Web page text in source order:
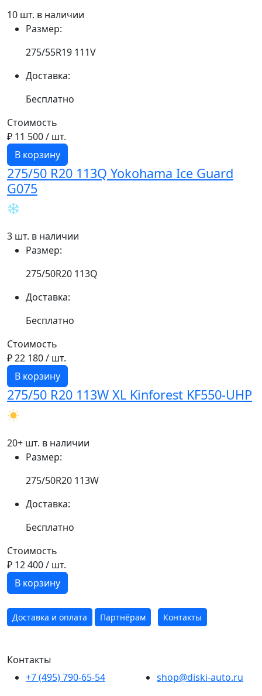
10 шт. в наличии
Размер:
275/55R19 111V
Доставка:
Бесплатно
Стоимость
₽ 11 500/ шт.
В корзину
275/50 R20 113Q Yokohama Ice Guard
G075
3 шт. в наличии
Размер:
275/50R20 113Q
Доставка:
Бесплатно
Стоимость
₽ 22 180/ шт.
В корзину
275/50 R20 113W XL Kinforest KF550-UHP
20+ шт. в наличии
Размер:
275/50R20 113W
Доставка:
Бесплатно
Стоимость
₽ 12 400/ шт.
В корзину
Доставка и оплата Партнёрам Контакты
Контакты
+7 (495) 790-65-54
shop@diski-auto.ru